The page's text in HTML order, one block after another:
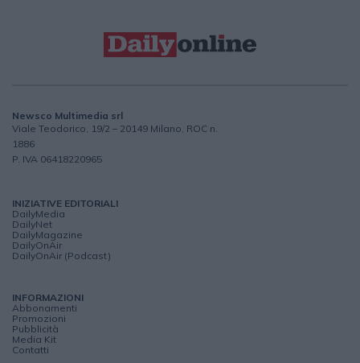
Newsco Multimedia srl
Viale Teodorico, 19/2 – 20149 Milano, ROC n.
1886
P. IVA 06418220965
INIZIATIVE EDITORIALI
DailyMedia
DailyNet
DailyMagazine
DailyOnAir
DailyOnAir (Podcast)
INFORMAZIONI
Abbonamenti
Promozioni
Pubblicità
Media Kit
Contatti